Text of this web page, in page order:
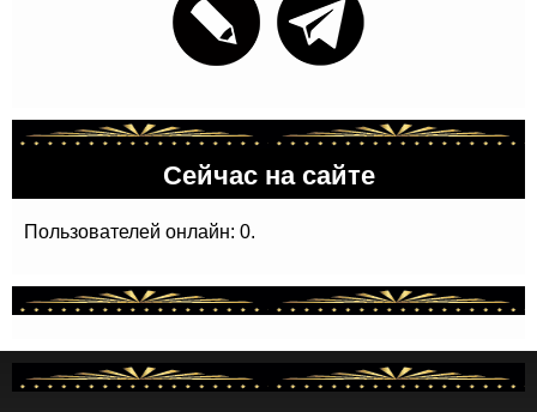
Сейчас на сайте
Пользователей онлайн: 0.